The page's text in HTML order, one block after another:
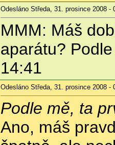
Odesláno Středa, 31. prosince 2008 -
MMM: Máš
aparátu?
14:41
Odesláno Středa, 31. prosince 2008 -
Podle mě, ta
Ano, máš